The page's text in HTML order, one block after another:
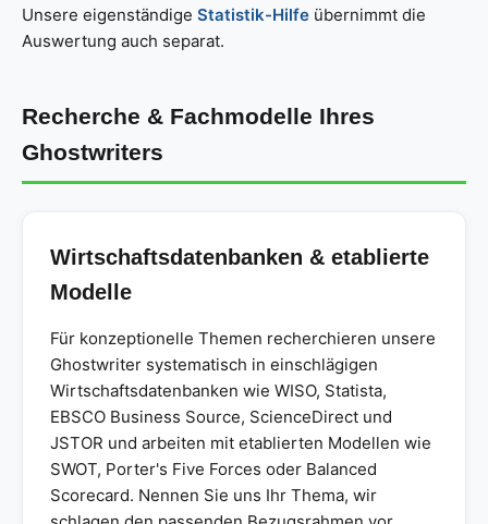
Unsere eigenständige Statistik-Hilfe übernimmt die
Auswertung auch separat.
Recherche & Fachmodelle Ihres
Ghostwriters
Wirtschaftsdatenbanken & etablierte
Modelle
Für konzeptionelle Themen recherchieren unsere
Ghostwriter systematisch in einschlägigen
Wirtschaftsdatenbanken wie WISO, Statista,
EBSCO Business Source, ScienceDirect und
JSTOR und arbeiten mit etablierten Modellen wie
SWOT, Porter's Five Forces oder Balanced
Scorecard. Nennen Sie uns Ihr Thema, wir